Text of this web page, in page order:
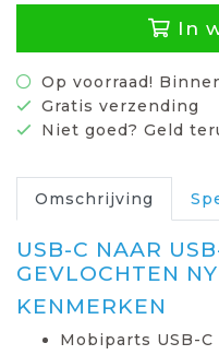
In
Op voorraad!
Gratis verzending
Niet goed? Geld
Omschrijving
USB-C NAAR
GEVLOCHTEN
KENMERKEN
Mobiparts USB-